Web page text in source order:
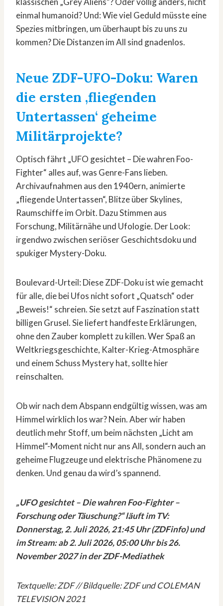
einmal humanoid? Und: Wie viel Geduld müsste eine
Spezies mitbringen, um überhaupt bis zu uns zu
kommen? Die Distanzen im All sind gnadenlos.
Neue ZDF-UFO-Doku: Waren
die ersten ‚fliegenden
Untertassen‘ geheime
Militärprojekte?
Optisch fährt „UFO gesichtet – Die wahren Foo-
Fighter“ alles auf, was Genre-Fans lieben.
Archivaufnahmen aus den 1940ern, animierte
„fliegende Untertassen“, Blitze über Skylines,
Raumschiffe im Orbit. Dazu Stimmen aus
Forschung, Militärnähe und Ufologie. Der Look:
irgendwo zwischen seriöser Geschichtsdoku und
spukiger Mystery-Doku.
Boulevard-Urteil: Diese ZDF-Doku ist wie gemacht
für alle, die bei Ufos nicht sofort „Quatsch“ oder
„Beweis!“ schreien. Sie setzt auf Faszination statt
billigen Grusel. Sie liefert handfeste Erklärungen,
ohne den Zauber komplett zu killen. Wer Spaß an
Weltkriegsgeschichte, Kalter-Krieg-Atmosphäre
und einem Schuss Mystery hat, sollte hier
reinschalten.
Ob wir nach dem Abspann endgültig wissen, was am
Himmel wirklich los war? Nein. Aber wir haben
deutlich mehr Stoff, um beim nächsten „Licht am
Himmel“-Moment nicht nur ans All, sondern auch an
geheime Flugzeuge und elektrische Phänomene zu
denken. Und genau da wird’s spannend.
„UFO gesichtet – Die wahren Foo-Fighter –
Forschung oder Täuschung?“ läuft im TV:
Donnerstag, 2. Juli 2026, 21:45 Uhr (ZDFinfo) und
im Stream: ab 2. Juli 2026, 05:00 Uhr bis 26.
November 2027 in der ZDF-Mediathek
Textquelle: ZDF // Bildquelle: ZDF und COLEMAN
TELEVISION 2021